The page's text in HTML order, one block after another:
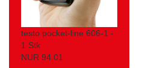
testo pocket-line 606-1 -
1 Stk
NUR 94,01